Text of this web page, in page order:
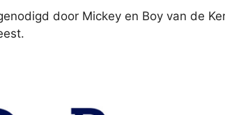
door Mickey en Boy van de